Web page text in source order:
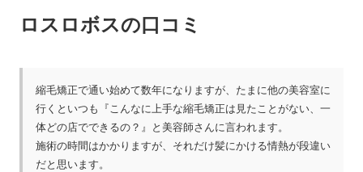
ロスロボスの口コミ
縮毛矯正で通い始めて数年になりますが、たまに他の美容室に
行くといつも『こんなに上手な縮毛矯正は見たことがない、一
体どの店でできるの？』と美容師さんに言われます。
施術の時間はかかりますが、それだけ髪にかける情熱が段違い
だと思います。